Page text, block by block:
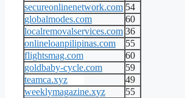
secureonlinenetwork.com 54
globalmodes.com
60
localremovalservices.com 36
onlineloanpilipinas.com
55
flightsmag.com
60
goldbaby-cycle.com
59
teamca.xyz
49
weeklymagazine.xyz
55